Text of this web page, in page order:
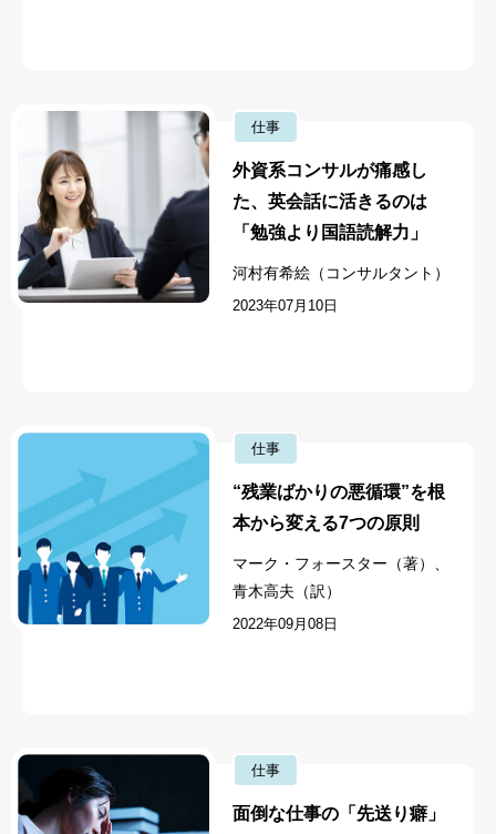
仕事
外資系コンサルが痛感し
た、英会話に活きるのは
「勉強より国語読解力」
河村有希絵（コンサルタント）
2023年07月10日
仕事
“残業ばかりの悪循環”を根
本から変える7つの原則
マーク・フォースター（著）、
青木高夫（訳）
2022年09月08日
仕事
面倒な仕事の「先送り癖」